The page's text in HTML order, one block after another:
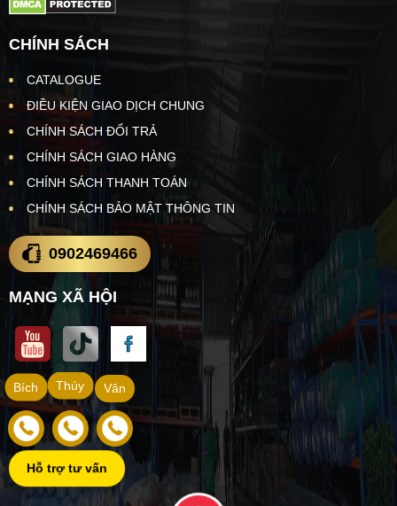
CHÍNH SÁCH
CATALOGUE
ĐIỀU KIỆN GIAO DỊCH CHUNG
CHÍNH SÁCH ĐỔI TRẢ
CHÍNH SÁCH GIAO HÀNG
CHÍNH SÁCH THANH TOÁN
CHÍNH SÁCH BẢO MẬT THÔNG TIN
0902469466
MẠNG XÃ HỘI
Vân
Thúy
Bích
Hỗ trợ tư vấn